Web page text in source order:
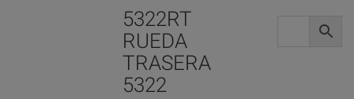
5322RT
RUEDA
TRASERA
5322